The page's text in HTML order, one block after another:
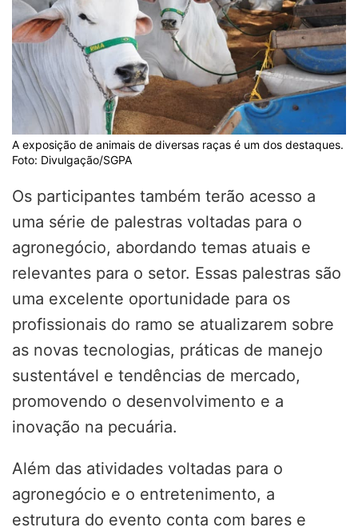
A exposição de animais de diversas raças é um dos destaques.
Foto: Divulgação/SGPA
Os participantes também terão acesso a
uma série de palestras voltadas para o
agronegócio, abordando temas atuais e
relevantes para o setor. Essas palestras são
uma excelente oportunidade para os
profissionais do ramo se atualizarem sobre
as novas tecnologias, práticas de manejo
sustentável e tendências de mercado,
promovendo o desenvolvimento e a
inovação na pecuária.
Além das atividades voltadas para o
agronegócio e o entretenimento, a
estrutura do evento conta com bares e